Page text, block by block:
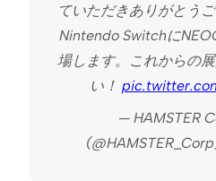
ていただきありがとう
Nintendo Switchに
場します。これからの
い！
— HAMSTER